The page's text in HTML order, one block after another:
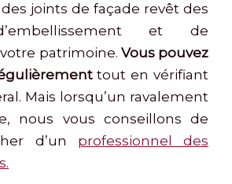
joints de façade revêt des
et de
patrimoine. Vous pouvez
tout en vérifiant
Mais lorsqu’un ravalement
nous vous conseillons de
d’un professionnel des
.